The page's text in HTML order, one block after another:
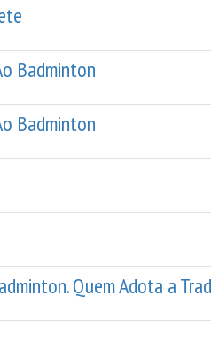
Badminton
Badminton
Quem Adota a